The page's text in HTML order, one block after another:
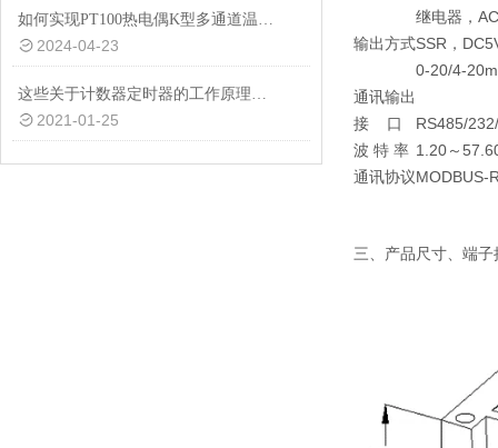
如何实现PT100热电偶K型多通道温度采集的高效稳定运行？
2024-04-23
这些关于计数器定时器的工作原理，一般人都不知道
2021-01-25
输出方式
继电器，
SSR，
0-20/4-
通讯输出
接 口
RS485/
波 特 率 1.20～
通讯协议MODBUS-
三、产品尺寸、端子